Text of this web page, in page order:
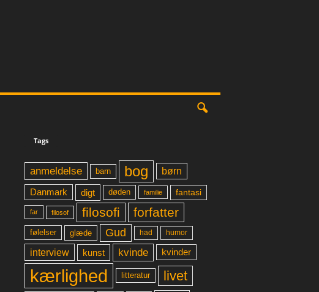
Tags
anmeldelse barn bog børn
Danmark digt døden familie fantasi
far filosof filosofi forfatter
følelser glæde Gud had humor
interview kunst kvinde kvinder
kærlighed litteratur livet